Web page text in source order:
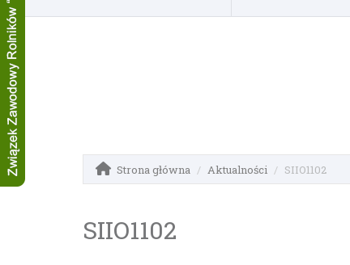
Strona główna Aktualności SIIO1102
SIIO1102